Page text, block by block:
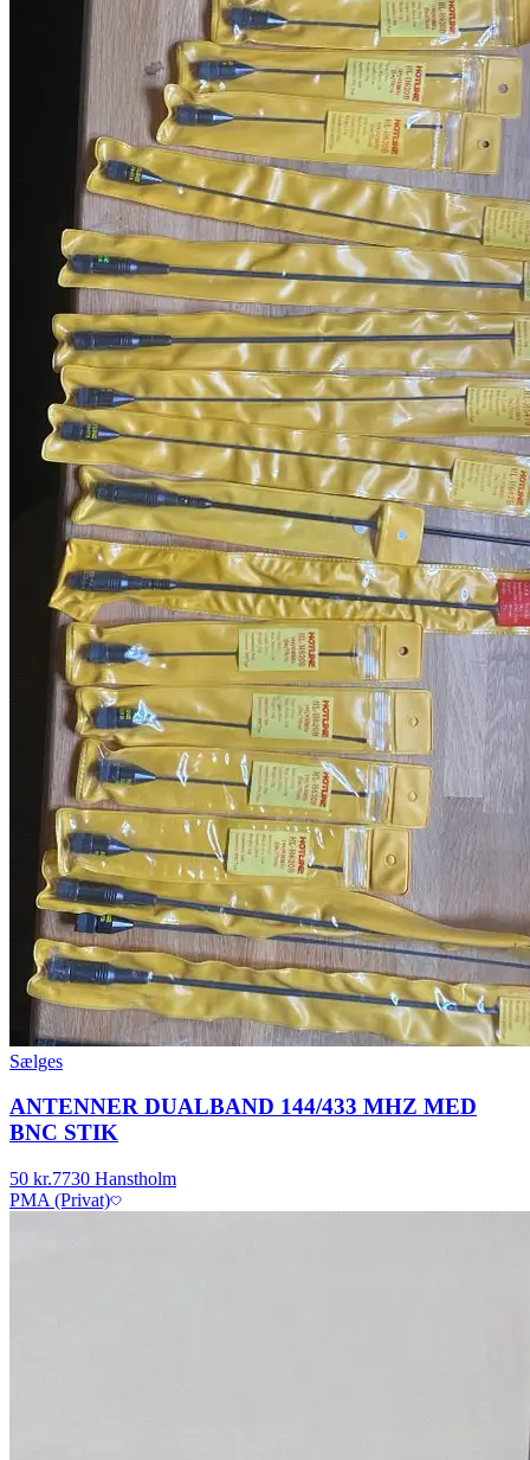
Sælges
ANTENNER DUALBAND 144/433 MHZ MED
BNC STIK
50 kr.7730 Hanstholm
PMA (Privat)